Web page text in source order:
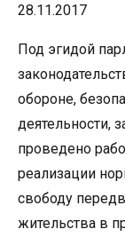
28.11.2017
Под эгидой
обороне,
деятельности,
проведено
реализации
свободу
жительства в